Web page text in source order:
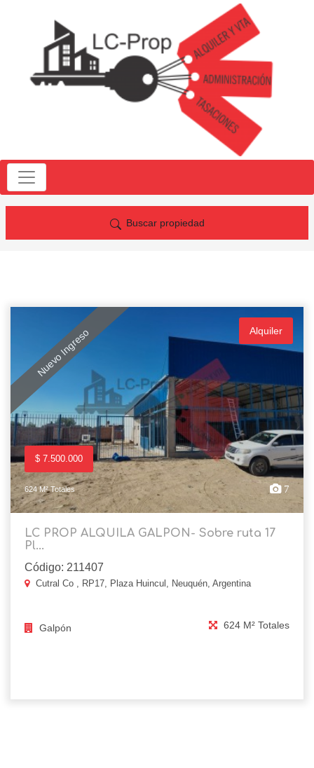
Buscar propiedad
Nuevo Ingreso Alquiler
$ 7.500.000
624 M² Totales 7
LC PROP ALQUILA GALPON- Sobre ruta 17
Pl...
Código: 211407
Cutral Co , RP17, Plaza Huincul, Neuquén, Argentina
Galpón 624 M² Totales